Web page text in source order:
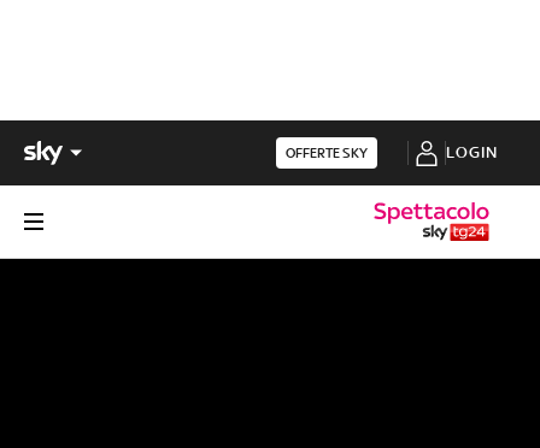
OFFERTE SKY LOGIN